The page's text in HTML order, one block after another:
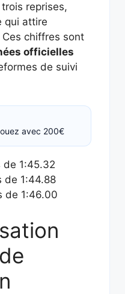
reprises,
qui attire
Ces chiffres sont
officielles
de suivi
avec 200€
de 1:45.32
de 1:44.88
de 1:46.00